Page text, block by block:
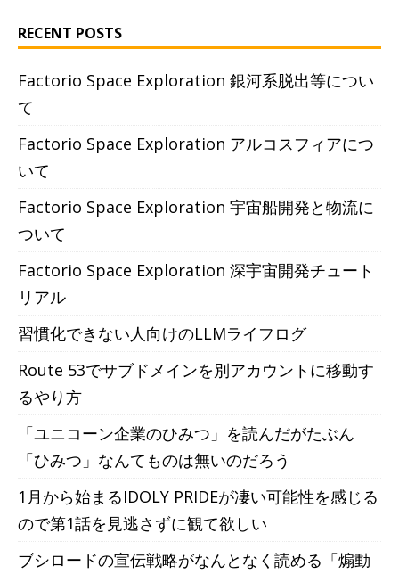
RECENT POSTS
Factorio Space Exploration 銀河系脱出等につい
て
Factorio Space Exploration アルコスフィアにつ
いて
Factorio Space Exploration 宇宙船開発と物流に
ついて
Factorio Space Exploration 深宇宙開発チュート
リアル
習慣化できない人向けのLLMライフログ
Route 53でサブドメインを別アカウントに移動す
るやり方
「ユニコーン企業のひみつ」を読んだがたぶん
「ひみつ」なんてものは無いのだろう
1月から始まるIDOLY PRIDEが凄い可能性を感じる
ので第1話を見逃さずに観て欲しい
ブシロードの宣伝戦略がなんとなく読める「煽動